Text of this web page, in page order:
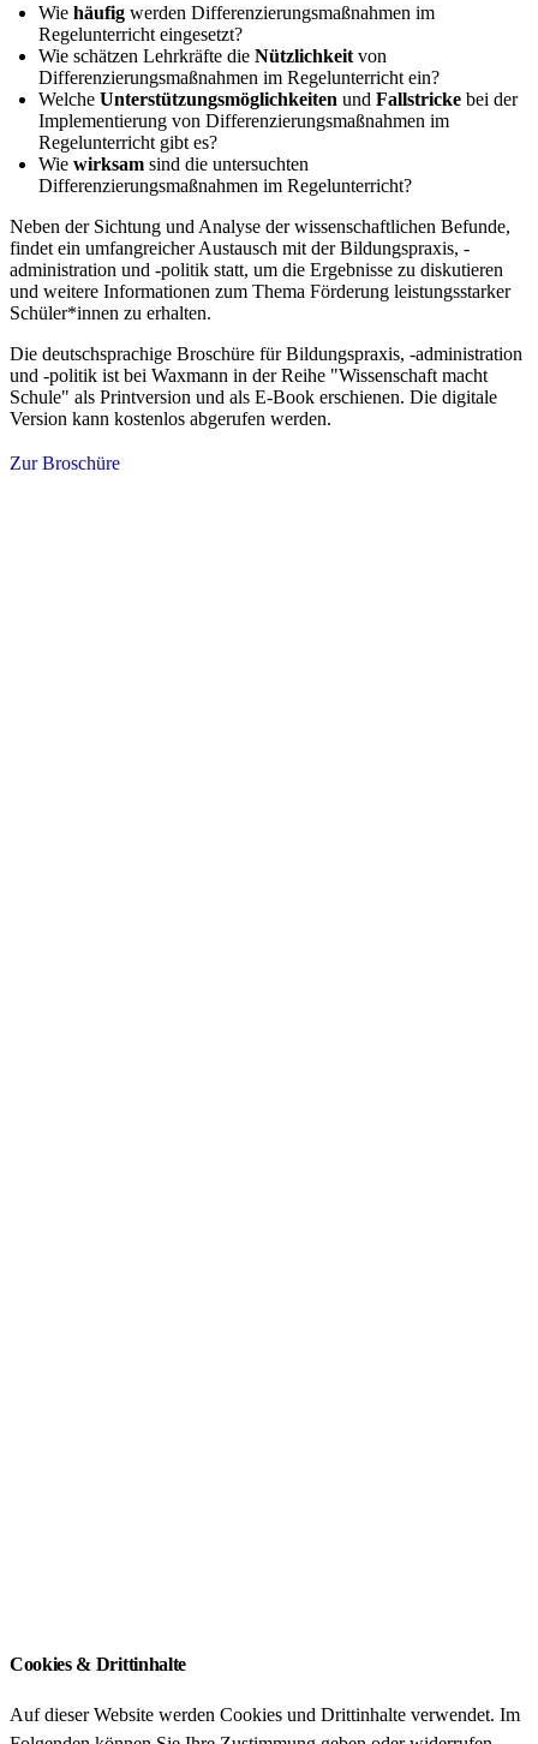
Wie häufig werden Differenzierungsmaßnahmen im
Regelunterricht eingesetzt?
Wie schätzen Lehrkräfte die Nützlichkeit von
Differenzierungsmaßnahmen im Regelunterricht ein?
Welche Unterstützungsmöglichkeiten und Fallstricke bei der
Implementierung von Differenzierungsmaßnahmen im
Regelunterricht gibt es?
Wie wirksam sind die untersuchten
Differenzierungsmaßnahmen im Regelunterricht?
Neben der Sichtung und Analyse der wissenschaftlichen Befunde,
findet ein umfangreicher Austausch mit der Bildungspraxis, -
administration und -politik statt, um die Ergebnisse zu diskutieren
und weitere Informationen zum Thema Förderung leistungsstarker
Schüler*innen zu erhalten.
Die deutschsprachige Broschüre für Bildungspraxis, -administration
und -politik ist bei Waxmann in der Reihe "Wissenschaft macht
Schule" als Printversion und als E-Book erschienen. Die digitale
Version kann kostenlos abgerufen werden.
Zur Broschüre
Cookies & Drittinhalte
Auf dieser Website werden Cookies und Drittinhalte verwendet. Im